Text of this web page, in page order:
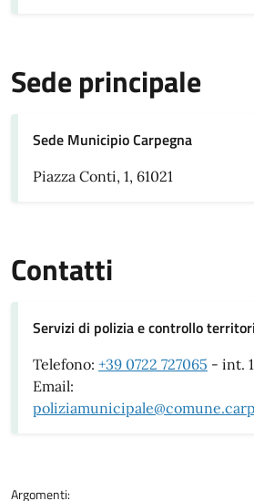
Sede principale
Sede Municipio Carpegna
Piazza Conti, 1, 61021
Contatti
Servizi di polizia e controllo
Telefono: +39 0722 727065 - int. 1
Email:
Argomenti: